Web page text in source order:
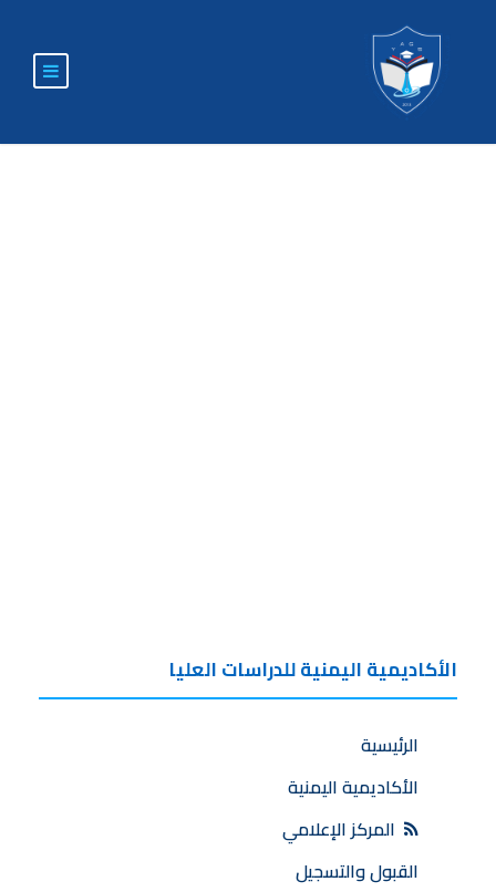
الأكاديمية اليمنية للدراسات العليا
الرئيسية
الأكاديمية اليمنية
المركز الإعلامي
القبول والتسجيل